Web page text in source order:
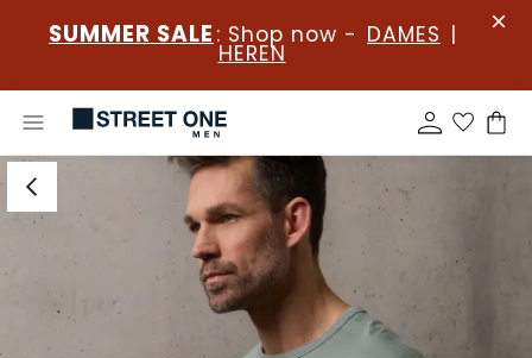
SUMMER SALE : Shop now - DAMES |
HEREN